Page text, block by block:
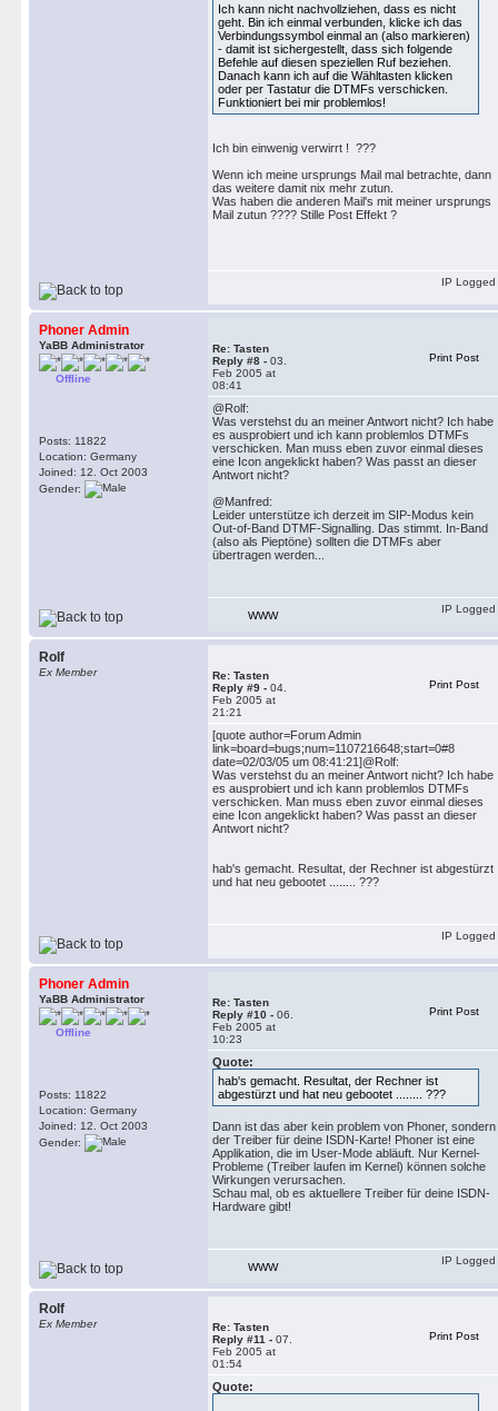
Ich kann nicht nachvollziehen, dass es nicht
geht. Bin ich einmal verbunden, klicke ich das
Verbindungssymbol einmal an (also markieren)
- damit ist sichergestellt, dass sich folgende
Befehle auf diesen speziellen Ruf beziehen.
Danach kann ich auf die Wähltasten klicken
oder per Tastatur die DTMFs verschicken.
Funktioniert bei mir problemlos!
Ich bin einwenig verwirrt ! ???
Wenn ich meine ursprungs Mail mal betrachte, dann
das weitere damit nix mehr zutun.
Was haben die anderen Mail's mit meiner ursprungs
Mail zutun ???? Stille Post Effekt ?
IP Logged
Phoner Admin
YaBB Administrator
Offline
Posts: 11822
Location: Germany
Joined: 12. Oct 2003
Gender:
Re: Tasten
Reply #8 - 03.
Feb 2005 at
08:41
Print Post
@Rolf:
Was verstehst du an meiner Antwort nicht? Ich habe
es ausprobiert und ich kann problemlos DTMFs
verschicken. Man muss eben zuvor einmal dieses
eine Icon angeklickt haben? Was passt an dieser
Antwort nicht?
@Manfred:
Leider unterstütze ich derzeit im SIP-Modus kein
Out-of-Band DTMF-Signalling. Das stimmt. In-Band
(also als Pieptöne) sollten die DTMFs aber
übertragen werden...
WWW
IP Logged
Rolf
Ex Member
Re: Tasten
Reply #9 - 04.
Feb 2005 at
21:21
Print Post
[quote author=Forum Admin
link=board=bugs;num=1107216648;start=0#8
date=02/03/05 um 08:41:21]@Rolf:
Was verstehst du an meiner Antwort nicht? Ich habe
es ausprobiert und ich kann problemlos DTMFs
verschicken. Man muss eben zuvor einmal dieses
eine Icon angeklickt haben? Was passt an dieser
Antwort nicht?
hab's gemacht. Resultat, der Rechner ist abgestürzt
und hat neu gebootet ........ ???
IP Logged
Phoner Admin
YaBB Administrator
Offline
Posts: 11822
Location: Germany
Joined: 12. Oct 2003
Gender:
Re: Tasten
Reply #10 - 06.
Feb 2005 at
10:23
Print Post
Quote:
hab's gemacht. Resultat, der Rechner ist
abgestürzt und hat neu gebootet ........ ???
Dann ist das aber kein problem von Phoner, sondern
der Treiber für deine ISDN-Karte! Phoner ist eine
Applikation, die im User-Mode abläuft. Nur Kernel-
Probleme (Treiber laufen im Kernel) können solche
Wirkungen verursachen.
Schau mal, ob es aktuellere Treiber für deine ISDN-
Hardware gibt!
WWW
IP Logged
Rolf
Ex Member
Re: Tasten
Reply #11 - 07.
Feb 2005 at
01:54
Print Post
Quote: